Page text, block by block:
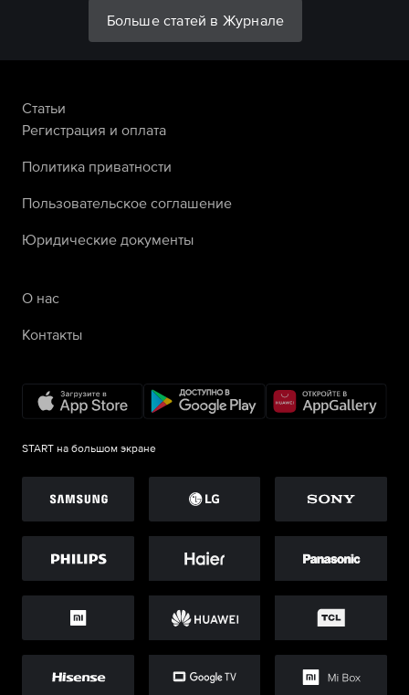
Больше статей в Журнале
Статьи
Регистрация и оплата
Политика приватности
Пользовательское соглашение
Юридические документы
О нас
Контакты
START на большом экране